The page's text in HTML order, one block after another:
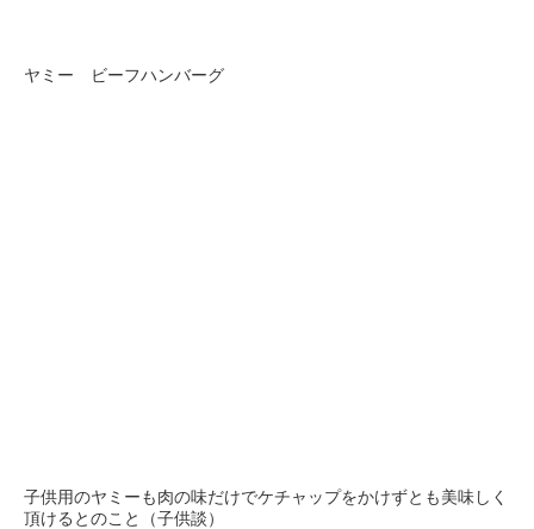
ヤミー ビーフハンバーグ
子供用のヤミーも肉の味だけでケチャップをかけずとも美味しく
頂けるとのこと（子供談）